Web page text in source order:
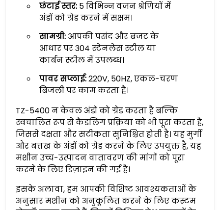
छंटाई स्तर:5 विभिन्न वजन श्रेणियों में
अंडों को ग्रेड करने में सक्षम।
सामग्री:आपकी पसंद और बजट के
आधार पर 304 स्टेनलेस स्टील या
कार्बन स्टील में उपलब्ध।
पावर सप्लाई:220V, 50HZ, एकल-चरण
बिजली पर काम करता है।
TZ-5400 न केवल अंडों को ग्रेड करता है बल्कि
स्वचालित रूप से कैंडलिंग प्रक्रिया को भी पूरा करता है,
जिससे दक्षता और सटीकता सुनिश्चित होती है। यह मुर्गी
और बत्तख के अंडों को ग्रेड करने के लिए उपयुक्त है, यह
मशीन उच्च-उत्पादन वातावरण की मांगों को पूरा
करने के लिए डिज़ाइन की गई है।
इसके अलावा, हम आपकी विशिष्ट आवश्यकताओं के
अनुसार मशीन को अनुकूलित करने के लिए कस्टम